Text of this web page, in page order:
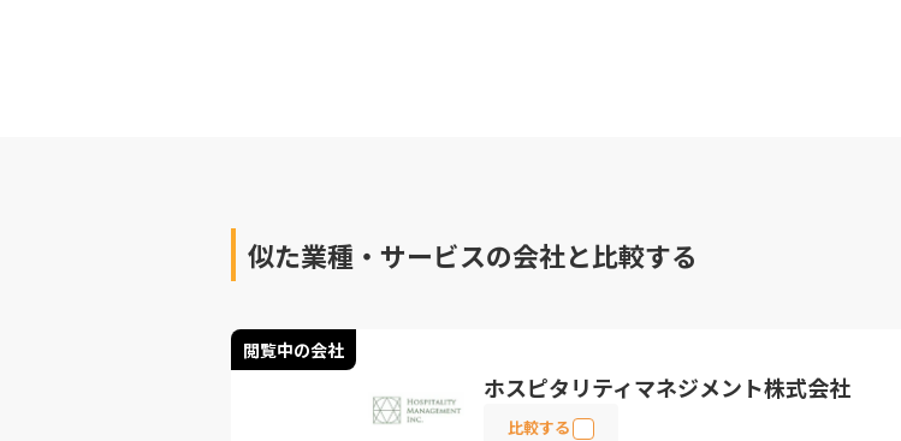
似た業種・サービスの会社と比較する
閲覧中の会社
ホスピタリティマネジメント株式会社
比較する